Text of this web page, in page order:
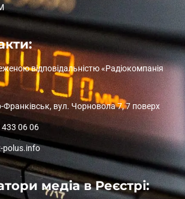
відповідальністю «Радіокомпанія
Франківськ, вул. Чорновола 7, 7 поверх
06 06
polus.info
медіа в Реєстрі: